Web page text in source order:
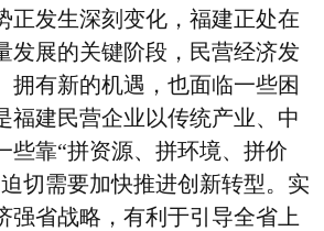
正发生深刻变化，福建正处在
发展的关键阶段，民营经济发
拥有新的机遇，也面临一些困
福建民营企业以传统产业、中
些靠“拼资源、拼环境、拼价
切需要加快推进创新转型。实
强省战略，有利于引导全省上